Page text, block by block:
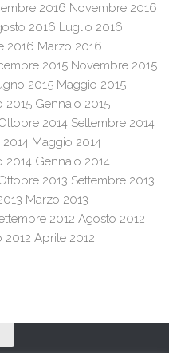
2016 Novembre 2016
2016 Luglio 2016
2016 Marzo 2016
2015 Novembre 2015
2015 Maggio 2015
2015 Gennaio 2015
2014 Settembre 2014
Maggio 2014
2014 Gennaio 2014
2013 Settembre 2013
Marzo 2013
2012 Agosto 2012
2012 Aprile 2012